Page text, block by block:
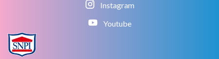
Instagram
Youtube